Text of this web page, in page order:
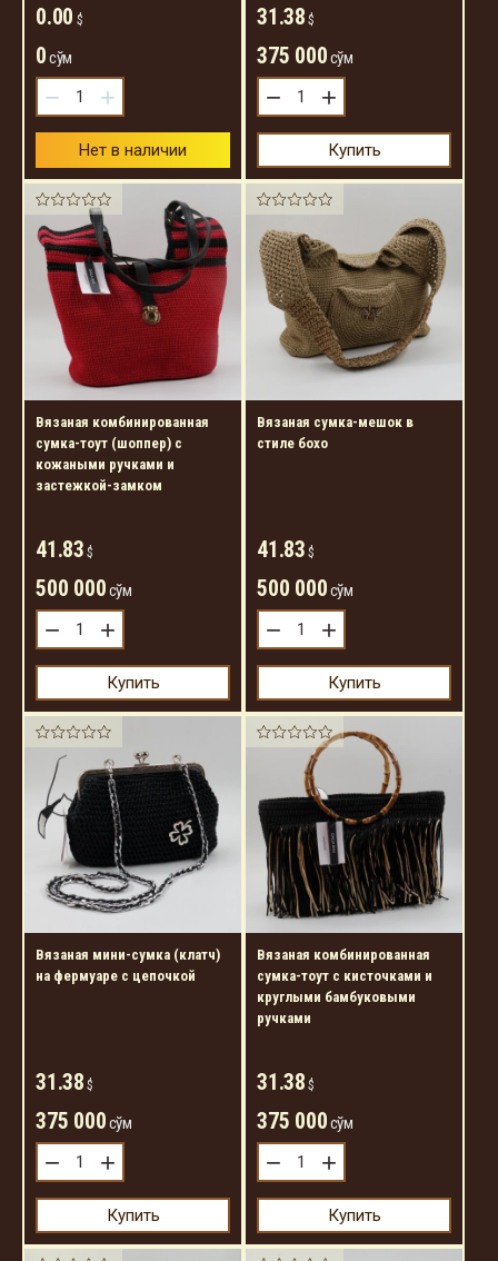
0.00 $
0сўм
− +
Нет в наличии
31.38 $
375 000сўм
− +
Купить
Вязаная комбинированная
сумка-тоут (шоппер) с
кожаными ручками и
застежкой-замком
41.83 $
500 000сўм
− +
Купить
Вязаная сумка-мешок в
стиле бохо
41.83 $
500 000сўм
− +
Купить
Вязаная мини-сумка (клатч)
на фермуаре с цепочкой
31.38 $
375 000сўм
− +
Купить
Вязаная комбинированная
сумка-тоут с кисточками и
круглыми бамбуковыми
ручками
31.38 $
375 000сўм
− +
Купить